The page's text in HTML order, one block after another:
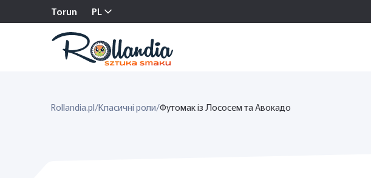
Torun PL
Rollandia.pl/Класичні роли/Футомак із Лососем та Авокадо